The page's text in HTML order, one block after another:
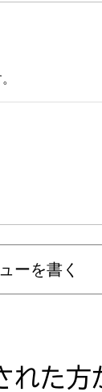
ーを書く
れた方